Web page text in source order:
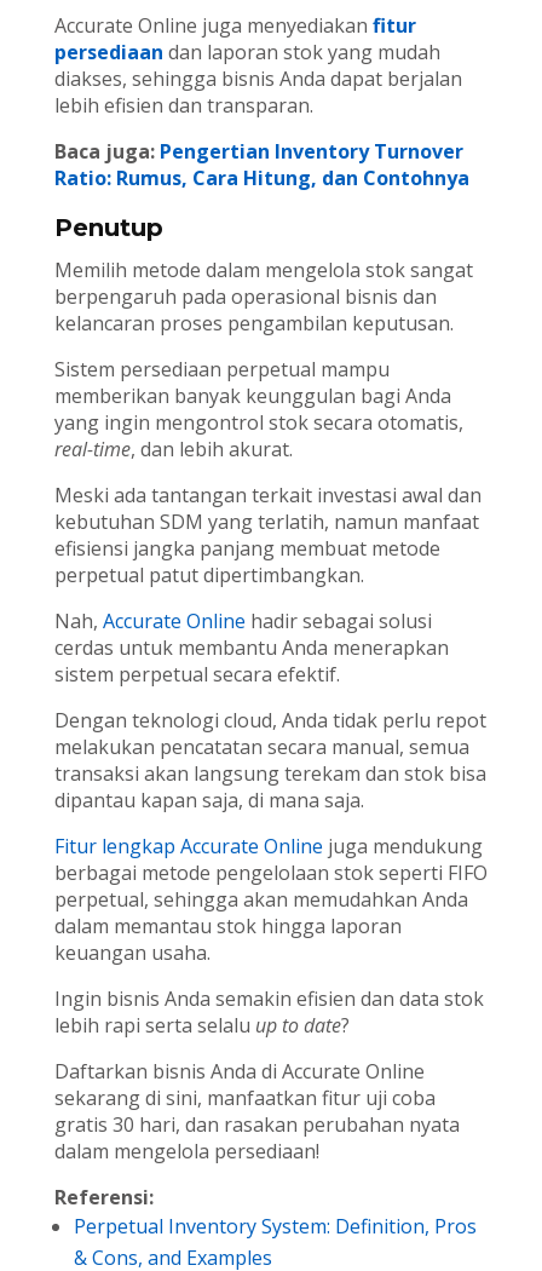
Accurate Online juga menyediakan fitur
persediaan dan laporan stok yang mudah
diakses, sehingga bisnis Anda dapat berjalan
lebih efisien dan transparan.
Baca juga: Pengertian Inventory Turnover
Ratio: Rumus, Cara Hitung, dan Contohnya
Penutup
Memilih metode dalam mengelola stok sangat
berpengaruh pada operasional bisnis dan
kelancaran proses pengambilan keputusan.
Sistem persediaan perpetual mampu
memberikan banyak keunggulan bagi Anda
yang ingin mengontrol stok secara otomatis,
real-time, dan lebih akurat.
Meski ada tantangan terkait investasi awal dan
kebutuhan SDM yang terlatih, namun manfaat
efisiensi jangka panjang membuat metode
perpetual patut dipertimbangkan.
Nah, Accurate Online hadir sebagai solusi
cerdas untuk membantu Anda menerapkan
sistem perpetual secara efektif.
Dengan teknologi cloud, Anda tidak perlu repot
melakukan pencatatan secara manual, semua
transaksi akan langsung terekam dan stok bisa
dipantau kapan saja, di mana saja.
Fitur lengkap Accurate Online juga mendukung
berbagai metode pengelolaan stok seperti FIFO
perpetual, sehingga akan memudahkan Anda
dalam memantau stok hingga laporan
keuangan usaha.
Ingin bisnis Anda semakin efisien dan data stok
lebih rapi serta selalu up to date?
Daftarkan bisnis Anda di Accurate Online
sekarang di sini, manfaatkan fitur uji coba
gratis 30 hari, dan rasakan perubahan nyata
dalam mengelola persediaan!
Referensi:
Perpetual Inventory System: Definition, Pros
& Cons, and Examples